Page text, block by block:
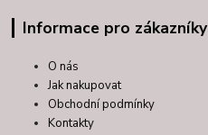
Informace pro zákazníky
O nás
Jak nakupovat
Obchodní podmínky
Kontakty